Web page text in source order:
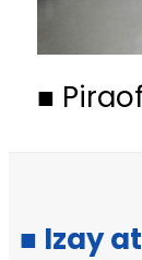
■
■ Izay